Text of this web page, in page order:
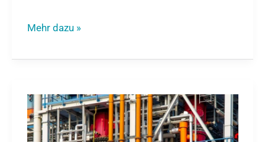
Mehr dazu »
Rohrleitungsbau:
Überblick,
Herausforderungen